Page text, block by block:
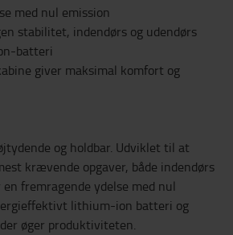
med nul emission
stabilitet, indendørs og udendørs
batteri
giver maksimal komfort og
og holdbar. Udviklet til at
krævende opgaver, både indendørs
fremragende ydelse med nul
lithium-ion batteri og
øger produktiviteten.